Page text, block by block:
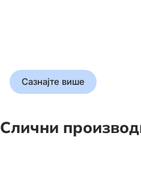
Сазнајте више
Слични